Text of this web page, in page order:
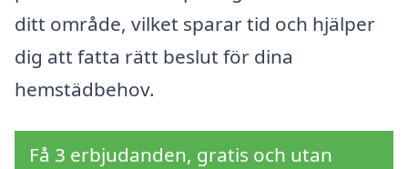
ditt område, vilket sparar tid och hjälper
dig att fatta rätt beslut för dina
hemstädbehov.
Få 3 erbjudanden, gratis och utan